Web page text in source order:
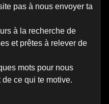
pas à nous envoyer ta
à la recherche de
et prêtes à relever de
mots pour nous
ce qui te motive.